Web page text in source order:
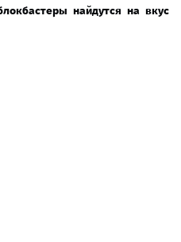
найдутся на вкус